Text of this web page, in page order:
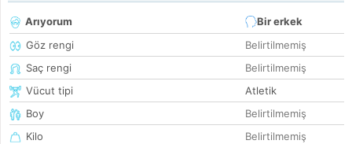
Arıyorum
Bir erkek
Göz rengi
Belirtilmemiş
Saç rengi
Belirtilmemiş
Vücut tipi
Atletik
Boy
Belirtilmemiş
Kilo
Belirtilmemiş